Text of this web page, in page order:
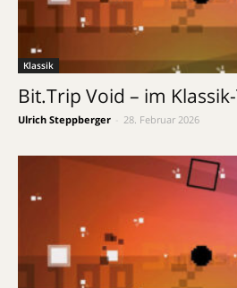
Klassik
Bit.Trip Void – im
Ulrich Steppberger 28. Februar 2026